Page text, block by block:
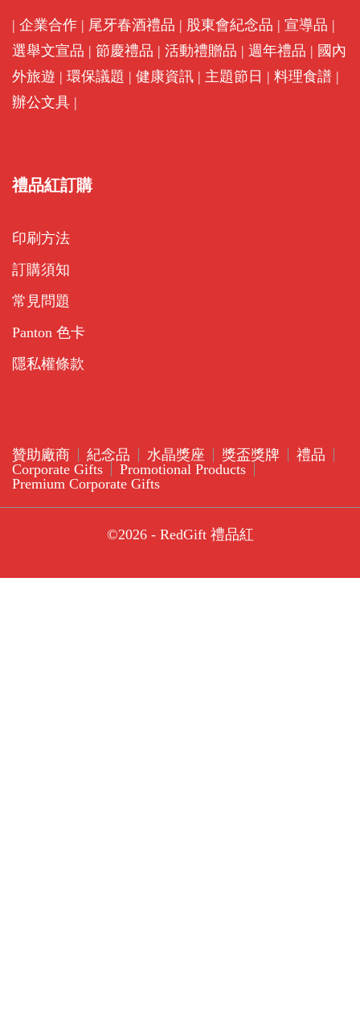
| 企業合作 | 尾牙春酒禮品 | 股東會紀念品 | 宣導品 |
選舉文宣品 | 節慶禮品 | 活動禮贈品 | 週年禮品 | 國內
外旅遊 | 環保議題 | 健康資訊 | 主題節日 | 料理食譜 |
辦公文具 |
禮品紅訂購
印刷方法
訂購須知
常見問題
Panton 色卡
隱私權條款
贊助廠商 紀念品 水晶獎座 獎盃獎牌
禮品
Corporate Gifts
Promotional Products
Premium Corporate Gifts
©2026 - RedGift 禮品紅